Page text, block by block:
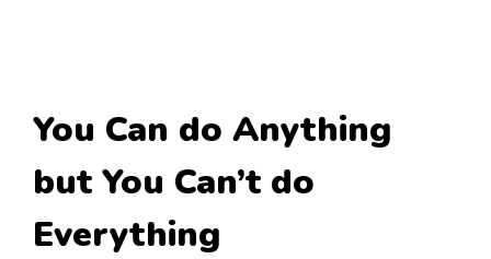
You Can do Anything
but You Can’t do
Everything